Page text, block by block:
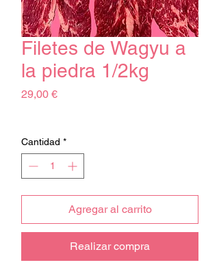
Filetes de Wagyu a
la piedra 1/2kg
29,00 €Precio
Cantidad *
Agregar al carrito
Realizar compra